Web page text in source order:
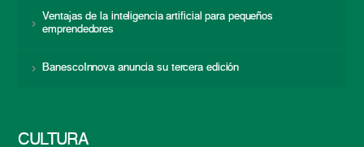
Ventajas de la inteligencia artificial para pequeños
emprendedores
BanescoInnova anuncia su tercera edición
CULTURA